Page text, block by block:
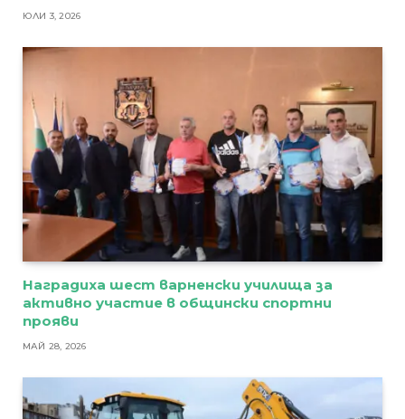
ЮЛИ 3, 2026
Наградиха шест варненски училища за
активно участие в общински спортни
прояви
МАЙ 28, 2026